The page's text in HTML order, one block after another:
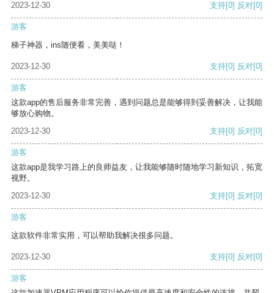
2023-12-30 支持[0] 反对[0]
游客
梯子神器，ins随便看，美美哒！
2023-12-30 支持[0] 反对[0]
游客
这款app的售后服务非常完善，遇到问题总是能够得到妥善解决，让我能
够放心购物。
2023-12-30
支持[0] 反对[0]
游客
这款app是我学习路上的良师益友，让我能够随时随地学习新知识，拓宽
视野。
2023-12-30
支持[0] 反对[0]
游客
这款软件非常实用，可以帮助我解决很多问题。
2023-12-30 支持[0] 反对[0]
游客